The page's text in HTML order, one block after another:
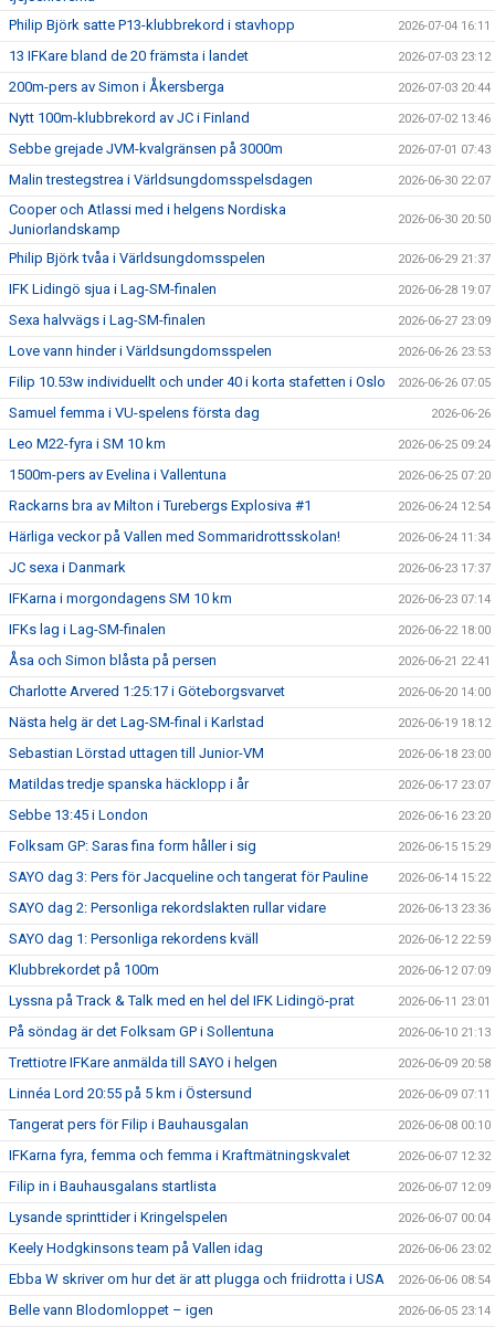
Philip Björk satte P13-klubbrekord i stavhopp
2026-07-04 16:11
13 IFKare bland de 20 främsta i landet 2026-07-03 23:12
200m-pers av Simon i Åkersberga 2026-07-03 20:44
Nytt 100m-klubbrekord av JC i Finland 2026-07-02 13:46
Sebbe grejade JVM-kvalgränsen på 3000m 2026-07-01 07:43
Malin trestegstrea i Världsungdomsspelsdagen 2026-06-30 22:07
Cooper och Atlassi med i helgens Nordiska
Juniorlandskamp
2026-06-30 20:50
Philip Björk tvåa i Världsungdomsspelen 2026-06-29 21:37
IFK Lidingö sjua i Lag-SM-finalen 2026-06-28 19:07
Sexa halvvägs i Lag-SM-finalen 2026-06-27 23:09
Love vann hinder i Världsungdomsspelen 2026-06-26 23:53
Filip 10.53w individuellt och under 40 i korta stafetten i Oslo 2026-06-26 07:05
Samuel femma i VU-spelens första dag 2026-06-26
Leo M22-fyra i SM 10 km 2026-06-25 09:24
1500m-pers av Evelina i Vallentuna 2026-06-25 07:20
Rackarns bra av Milton i Turebergs Explosiva #1 2026-06-24 12:54
Härliga veckor på Vallen med Sommaridrottsskolan! 2026-06-24 11:34
JC sexa i Danmark 2026-06-23 17:37
IFKarna i morgondagens SM 10 km 2026-06-23 07:14
IFKs lag i Lag-SM-finalen 2026-06-22 18:00
Åsa och Simon blåsta på persen 2026-06-21 22:41
Charlotte Arvered 1:25:17 i Göteborgsvarvet 2026-06-20 14:00
Nästa helg är det Lag-SM-final i Karlstad 2026-06-19 18:12
Sebastian Lörstad uttagen till Junior-VM 2026-06-18 23:00
Matildas tredje spanska häcklopp i år 2026-06-17 23:07
Sebbe 13:45 i London 2026-06-16 23:20
Folksam GP: Saras fina form håller i sig 2026-06-15 15:29
SAYO dag 3: Pers för Jacqueline och tangerat för Pauline 2026-06-14 15:22
SAYO dag 2: Personliga rekordslakten rullar vidare 2026-06-13 23:36
SAYO dag 1: Personliga rekordens kväll 2026-06-12 22:59
Klubbrekordet på 100m 2026-06-12 07:09
Lyssna på Track & Talk med en hel del IFK Lidingö-prat 2026-06-11 23:01
På söndag är det Folksam GP i Sollentuna 2026-06-10 21:13
Trettiotre IFKare anmälda till SAYO i helgen 2026-06-09 20:58
Linnéa Lord 20:55 på 5 km i Östersund 2026-06-09 07:11
Tangerat pers för Filip i Bauhausgalan 2026-06-08 00:10
IFKarna fyra, femma och femma i Kraftmätningskvalet 2026-06-07 12:32
Filip in i Bauhausgalans startlista 2026-06-07 12:09
Lysande sprinttider i Kringelspelen 2026-06-07 00:04
Keely Hodgkinsons team på Vallen idag 2026-06-06 23:02
Ebba W skriver om hur det är att plugga och friidrotta i USA 2026-06-06 08:54
Belle vann Blodomloppet – igen 2026-06-05 23:14